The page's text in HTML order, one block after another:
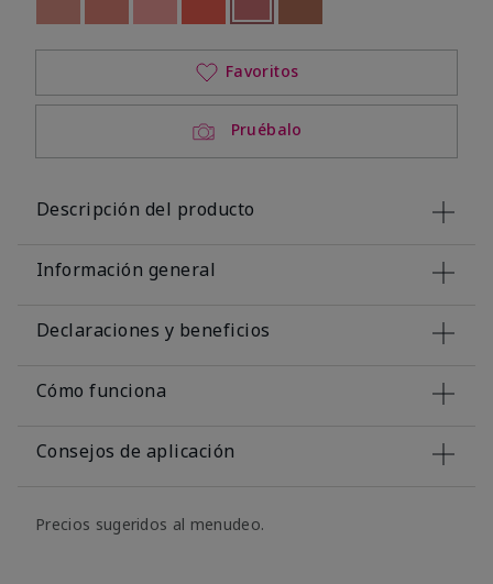
Out of stockOut of stockseleccionado
Out of stock
Pruébalo
Favoritos
Descripción del producto
Información general
Declaraciones y beneficios
Cómo funciona
Consejos de aplicación
Precios sugeridos al menudeo.